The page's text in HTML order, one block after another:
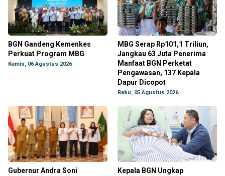
BGN Gandeng Kemenkes
Perkuat Program MBG
Kamis, 06 Agustus 2026
MBG Serap Rp101,1 Triliun,
Jangkau 63 Juta Penerima
Manfaat BGN Perketat
Pengawasan, 137 Kepala
Dapur Dicopot
Rabu, 05 Agustus 2026
Gubernur Andra Soni Kepala BGN Ungkap